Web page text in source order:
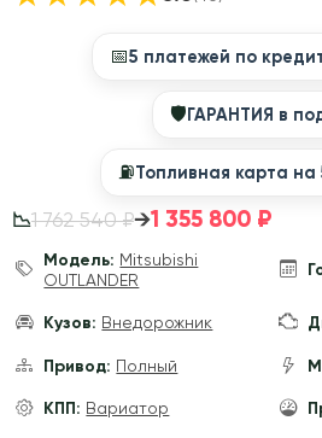
📅5 платежей по
🛡ГАРАНТИЯ в
⛽️Топливная карта на
📉1 762 540 ₽→1 355 800 ₽
Модель: Mitsubishi
OUTLANDER
Кузов: Внедорожник
Привод: Полный
КПП: Вариатор